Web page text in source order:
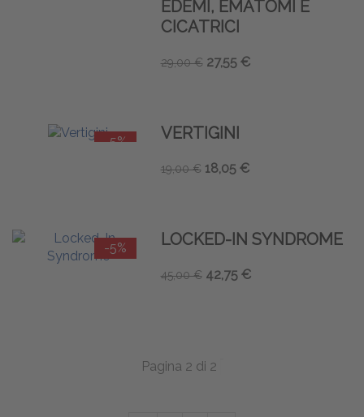
EDEMI, EMATOMI E
CICATRICI
29,00 € 27,55 €
-5% VERTIGINI
19,00 € 18,05 €
-5% LOCKED-IN SYNDROME
45,00 € 42,75 €
Pagina 2 di 2